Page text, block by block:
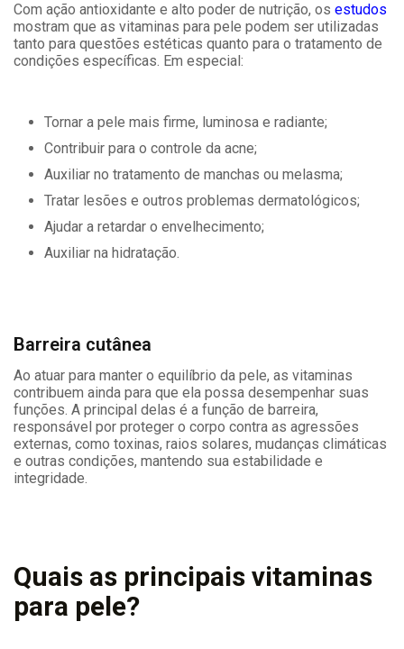
Com ação antioxidante e alto poder de nutrição, os estudos
mostram que as vitaminas para pele podem ser utilizadas
tanto para questões estéticas quanto para o tratamento de
condições específicas. Em especial:
Tornar a pele mais firme, luminosa e radiante;
Contribuir para o controle da acne;
Auxiliar no tratamento de manchas ou melasma;
Tratar lesões e outros problemas dermatológicos;
Ajudar a retardar o envelhecimento;
Auxiliar na hidratação.
Barreira cutânea
Ao atuar para manter o equilíbrio da pele, as vitaminas
contribuem ainda para que ela possa desempenhar suas
funções. A principal delas é a função de barreira,
responsável por proteger o corpo contra as agressões
externas, como toxinas, raios solares, mudanças climáticas
e outras condições, mantendo sua estabilidade e
integridade.
Quais as principais vitaminas
para pele?